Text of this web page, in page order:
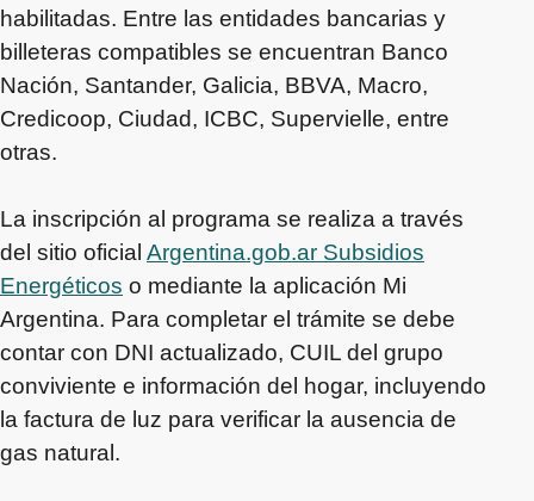
habilitadas. Entre las entidades bancarias y
billeteras compatibles se encuentran Banco
Nación, Santander, Galicia, BBVA, Macro,
Credicoop, Ciudad, ICBC, Supervielle, entre
otras.
La inscripción al programa se realiza a través
del sitio oficial Argentina.gob.ar Subsidios
Energéticos o mediante la aplicación Mi
Argentina. Para completar el trámite se debe
contar con DNI actualizado, CUIL del grupo
conviviente e información del hogar, incluyendo
la factura de luz para verificar la ausencia de
gas natural.